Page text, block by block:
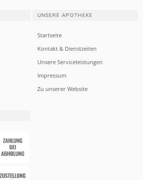
UNSERE APOTHEKE
Startseite
Kontakt & Dienstzeiten
Unsere Serviceleistungen
Impressum
Zu unserer Website